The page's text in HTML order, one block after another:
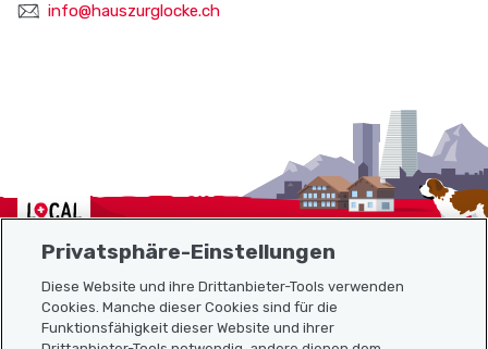
info@hauszurglocke.ch
Localcities
Sitemap
Privatsphäre-Einstellungen
Diese Website und ihre Drittanbieter-Tools verwenden
Cookies. Manche dieser Cookies sind für die
Funktionsfähigkeit dieser Website und ihrer